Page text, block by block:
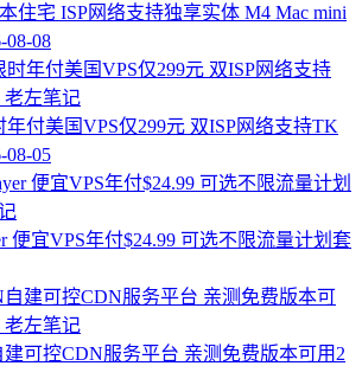
住宅 ISP网络支持独享实体 M4 Mac mini
08-08
年付美国VPS仅299元 双ISP网络支持TK
08-05
便宜VPS年付$24.99 可选不限流量计划套
可控CDN服务平台 亲测免费版本可用2